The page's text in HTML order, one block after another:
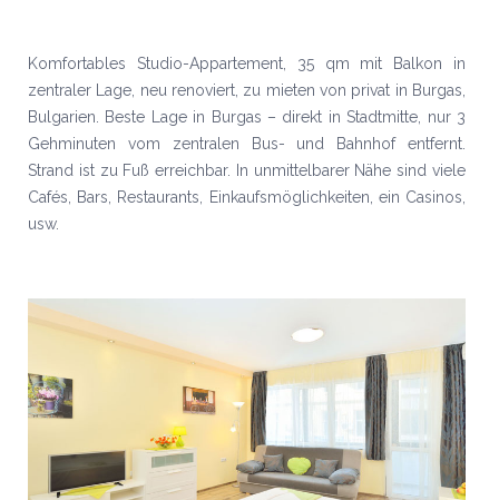
Komfortables Studio-Appartement, 35 qm mit Balkon in
zentraler Lage, neu renoviert, zu mieten von privat in Burgas,
Bulgarien. Beste Lage in Burgas – direkt in Stadtmitte, nur 3
Gehminuten vom zentralen Bus- und Bahnhof entfernt.
Strand ist zu Fuß erreichbar. In unmittelbarer Nähe sind viele
Cafés, Bars, Restaurants, Einkaufsmöglichkeiten, ein Casinos,
usw.